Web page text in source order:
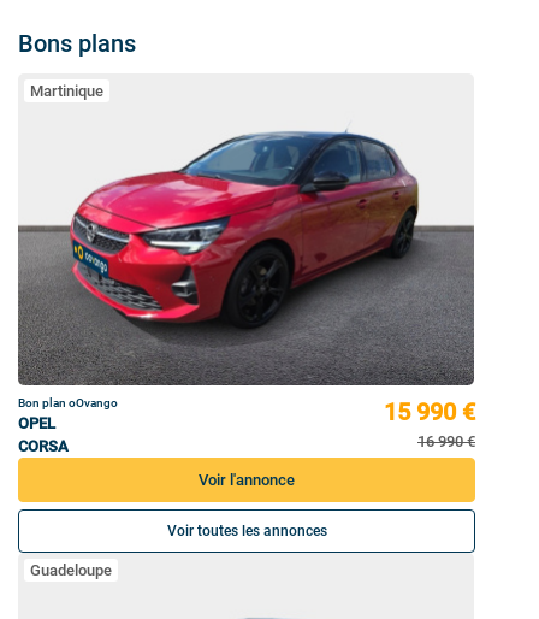
Bons plans
Martinique
Bon plan oOvango
OPEL
CORSA
15 990 €
16 990 €
Voir l'annonce
Voir toutes les annonces
Guadeloupe